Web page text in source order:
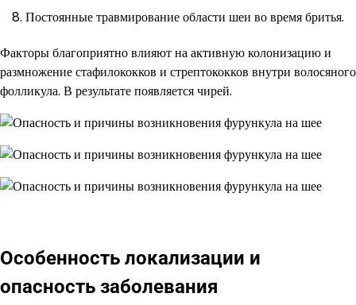
Постоянные травмирование области шеи во время бритья.
Факторы благоприятно влияют на активную колонизацию и
размножение стафилококков и стрептококков внутри волосяного
фолликула. В результате появляется чирей.
Особенность локализации и
опасность заболевания